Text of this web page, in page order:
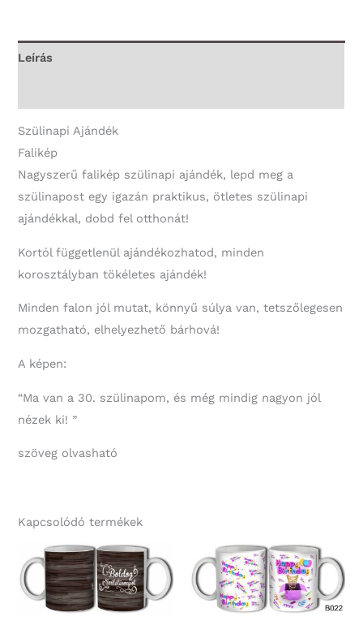
Leírás
Szülinapi Ajándék
Falikép
Nagyszerű falikép szülinapi ajándék, lepd meg a
szülinapost egy igazán praktikus, ötletes szülinapi
ajándékkal, dobd fel otthonát!
Kortól függetlenül ajándékozhatod, minden
korosztályban tökéletes ajándék!
Minden falon jól mutat, könnyű súlya van, tetszőlegesen
mozgatható, elhelyezhető bárhová!
A képen:
“Ma van a 30. szülinapom, és még mindig nagyon jól
nézek ki! ”
szöveg olvasható
Kapcsolódó termékek